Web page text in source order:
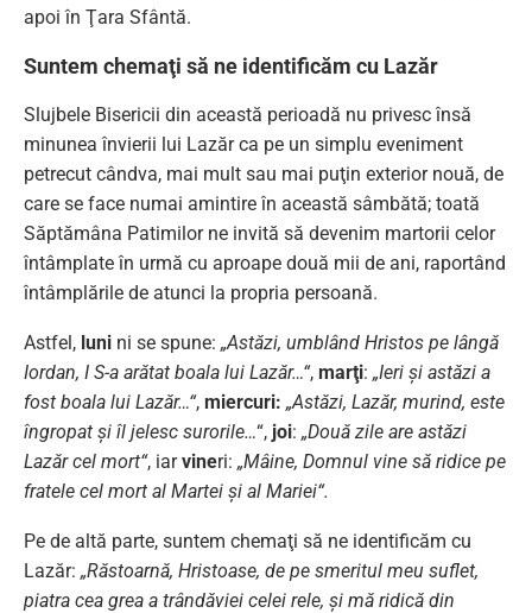
apoi în Ţara Sfântă.
Suntem chemaţi să ne identificăm cu Lazăr
Slujbele Bisericii din această perioadă nu privesc însă
minunea învierii lui Lazăr ca pe un simplu eveniment
petrecut cândva, mai mult sau mai puţin exterior nouă, de
care se face numai amintire în această sâmbătă; toată
Săptămâna Patimilor ne invită să devenim martorii celor
întâmplate în urmă cu aproape două mii de ani, raportând
întâmplările de atunci la propria persoană.
Astfel, luni ni se spune: „Astăzi, umblând Hristos pe lângă
Iordan, I S-a arătat boala lui Lazăr…“, marţi: „Ieri şi astăzi a
fost boala lui Lazăr…“, miercuri: „Astăzi, Lazăr, murind, este
îngropat şi îl jelesc surorile…“, joi: „Două zile are astăzi
Lazăr cel mort“, iarvineri: „Mâine, Domnul vine să ridice pe
fratele cel mort al Martei şi al Mariei“.
Pe de altă parte, suntem chemaţi să ne identificăm cu
Lazăr: „Răstoarnă, Hristoase, de pe smeritul meu suflet,
piatra cea grea a trândăviei celei rele, şi mă ridică din